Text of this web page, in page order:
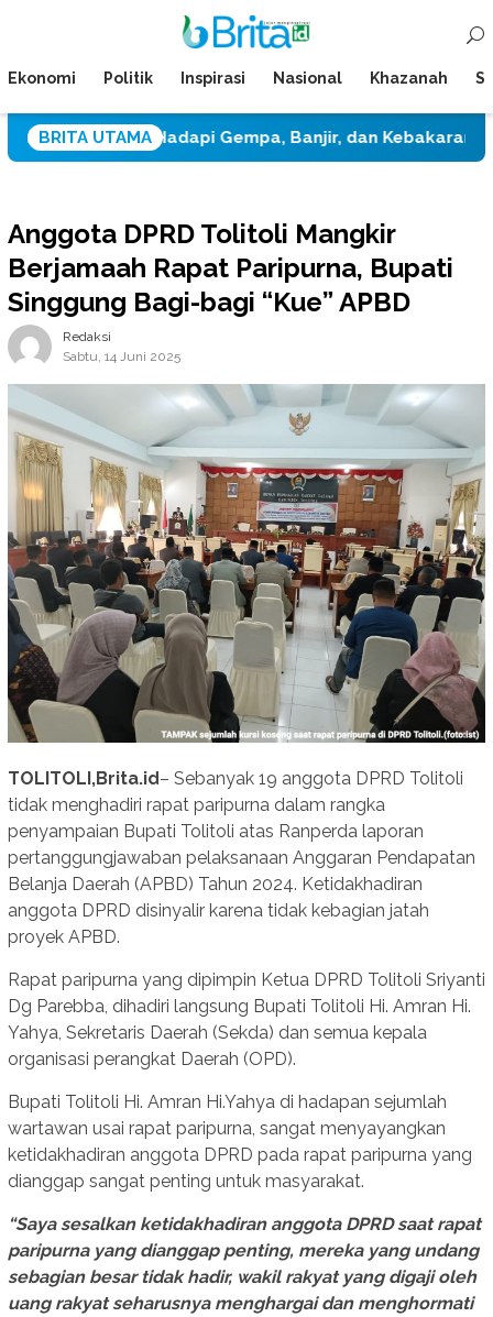
Mobile
Ekonomi Politik Inspirasi Nasional Khazanah
BRITA UTAMA
Hadapi Gempa, Banjir, dan Kebakaran Dua
Anggota DPRD Tolitoli Mangkir
Berjamaah Rapat Paripurna, Bupati
Singgung Bagi-bagi “Kue” APBD
Redaksi
Sabtu, 14 Juni 2025
TOLITOLI,Brita.id– Sebanyak 19 anggota DPRD Tolitoli
tidak menghadiri rapat paripurna dalam rangka
penyampaian Bupati Tolitoli atas Ranperda laporan
pertanggungjawaban pelaksanaan Anggaran Pendapatan
Belanja Daerah (APBD) Tahun 2024. Ketidakhadiran
anggota DPRD disinyalir karena tidak kebagian jatah
proyek APBD.
Rapat paripurna yang dipimpin Ketua DPRD Tolitoli Sriyanti
Dg Parebba, dihadiri langsung Bupati Tolitoli Hi. Amran Hi.
Yahya, Sekretaris Daerah (Sekda) dan semua kepala
organisasi perangkat Daerah (OPD).
Bupati Tolitoli Hi. Amran Hi.Yahya di hadapan sejumlah
wartawan usai rapat paripurna, sangat menyayangkan
ketidakhadiran anggota DPRD pada rapat paripurna yang
dianggap sangat penting untuk masyarakat.
“Saya sesalkan ketidakhadiran anggota DPRD saat rapat
paripurna yang dianggap penting, mereka yang undang
sebagian besar tidak hadir, wakil rakyat yang digaji oleh
uang rakyat seharusnya menghargai dan menghormati